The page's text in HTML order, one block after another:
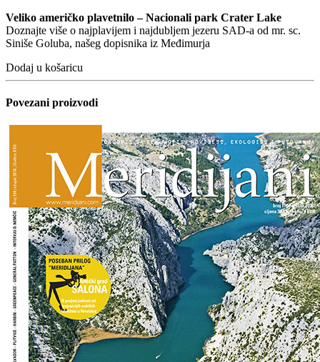
Veliko američko plavetnilo – Nacionali park Crater Lake
Doznajte više o najplavijem i najdubljem jezeru SAD-a od mr. sc.
Siniše Goluba, našeg dopisnika iz Međimurja
Dodaj u košaricu
Povezani proizvodi